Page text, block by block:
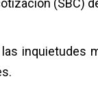
(SBC)
inquietudes